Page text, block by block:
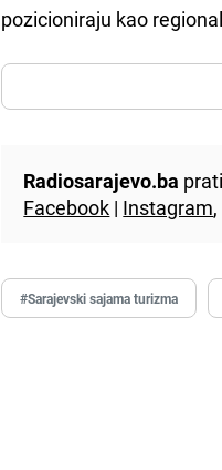
pozicioniraju kao
Radiosarajevo.ba
Facebook | Instagram
#Sarajevski sajama turizma